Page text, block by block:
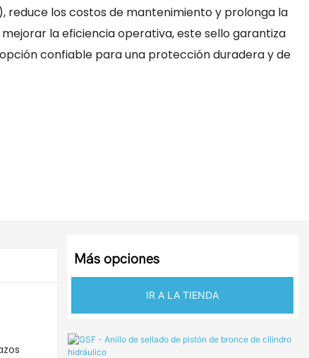
reduce los costos de mantenimiento y prolonga la
la eficiencia operativa, este sello garantiza
confiable para una protección duradera y de
Más opciones
IR A LA TIENDA